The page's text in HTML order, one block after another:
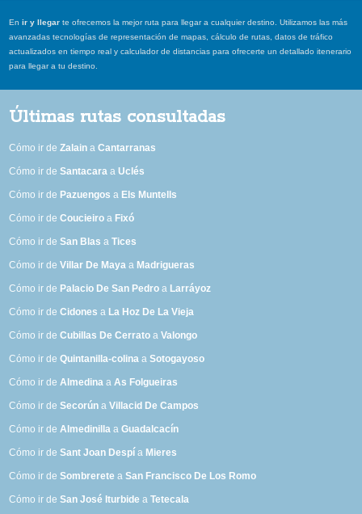
Enir y llegar te ofrecemos la mejor ruta para llegar a cualquier destino. Utilizamos las más
avanzadas tecnologías de representación de mapas, cálculo de rutas, datos de tráfico
actualizados en tiempo real y calculador de distancias para ofrecerte un detallado itenerario
para llegar a tu destino.
Últimas rutas consultadas
Cómo ir deZalain aCantarranas
Cómo ir deSantacara aUclés
Cómo ir de Pazuengos a Els Muntells
Cómo ir deCoucieiro a Fixó
Cómo ir deSan Blas aTices
Cómo ir deVillar De Maya a Madrigueras
Cómo ir de Palacio De San Pedro a Larráyoz
Cómo ir deCidones a La Hoz De La Vieja
Cómo ir deCubillas De Cerrato aValongo
Cómo ir deQuintanilla-colina aSotogayoso
Cómo ir deAlmedina aAs Folgueiras
Cómo ir deSecorún aVillacid De Campos
Cómo ir deAlmedinilla aGuadalcacín
Cómo ir deSant Joan Despí a Mieres
Cómo ir deSombrerete aSan Francisco De Los Romo
Cómo ir deSan José Iturbide aTetecala